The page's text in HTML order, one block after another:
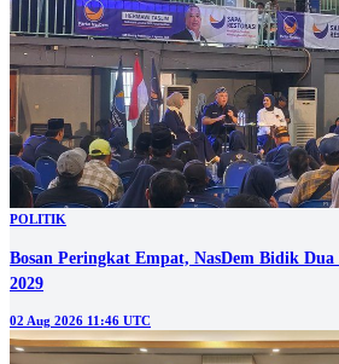
POLITIK
Bosan Peringkat Empat, NasDem Bidik
2029
02 Aug 2026 11:46 UTC